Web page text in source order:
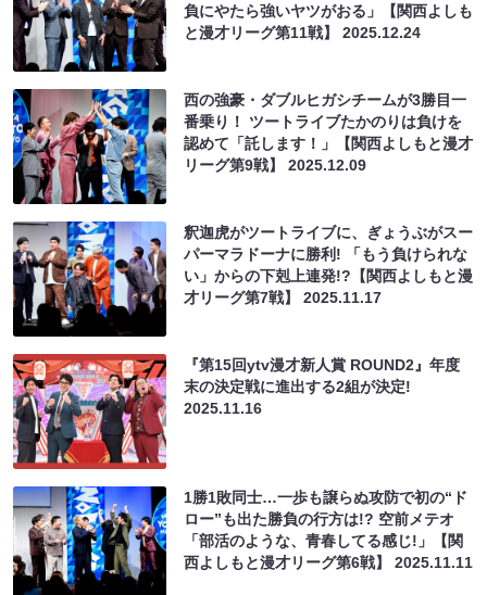
負にやたら強いヤツがおる」【関西よしも
と漫才リーグ第11戦】2025.12.24
西の強豪・ダブルヒガシチームが3勝目一
番乗り！ ツートライブたかのりは負けを
認めて「託します！」【関西よしもと漫才
リーグ第9戦】2025.12.09
釈迦虎がツートライブに、ぎょうぶがスー
パーマラドーナに勝利! 「もう負けられな
い」からの下剋上連発!?【関西よしもと漫
才リーグ第7戦】2025.11.17
『第15回ytv漫才新人賞 ROUND2』年度
末の決定戦に進出する2組が決定!
2025.11.16
1勝1敗同士…一歩も譲らぬ攻防で初の“ド
ロー”も出た勝負の行方は!? 空前メテオ
「部活のような、青春してる感じ!」【関
西よしもと漫才リーグ第6戦】2025.11.11